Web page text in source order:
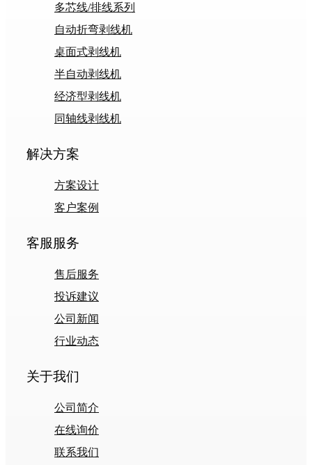
多芯线/排线系列
自动折弯剥线机
桌面式剥线机
半自动剥线机
经济型剥线机
同轴线剥线机
解决方案
方案设计
客户案例
客服服务
售后服务
投诉建议
公司新闻
行业动态
关于我们
公司简介
在线询价
联系我们